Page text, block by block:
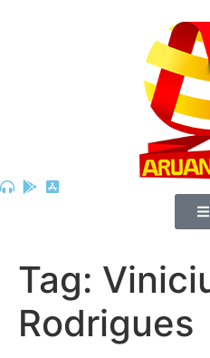
Tag:
Rodrigues